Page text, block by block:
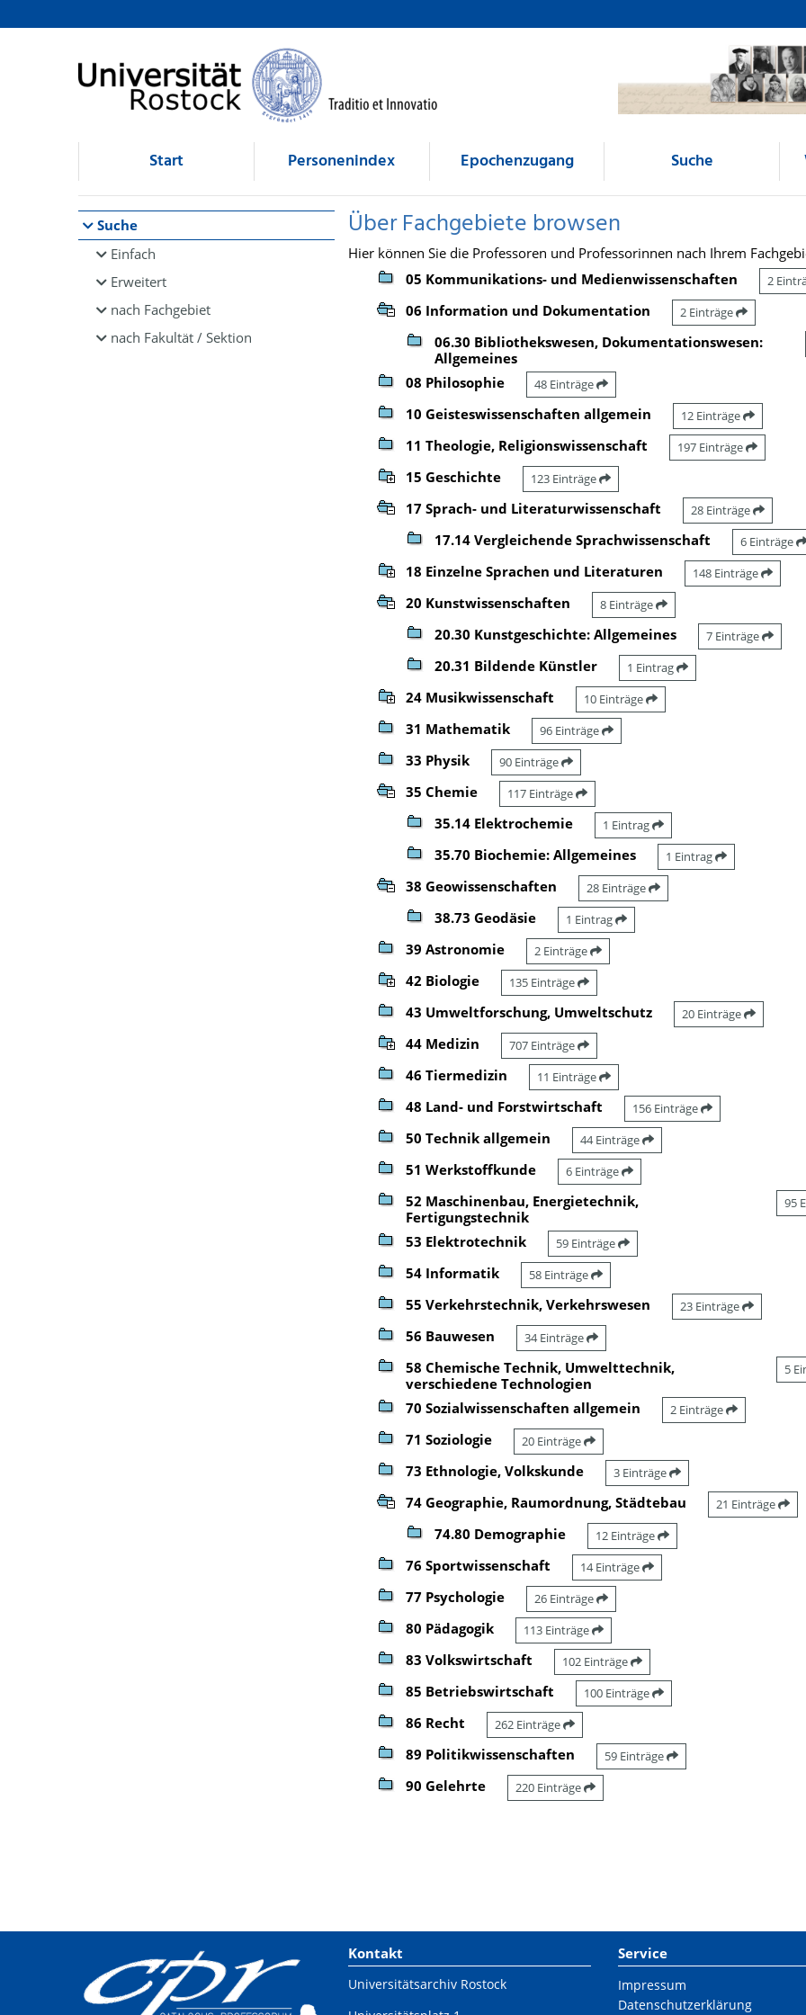
Browsen
direkt zum Inhalt
Start Personenindex Epochenzugang Suche
Suche
Einfach
Erweitert
nach Fachgebiet
nach Fakultät / Sektion
Über Fachgebiete browsen
Hier können Sie die Professoren und Professorinnen nach Ihrem
05 Kommunikations- und Medienwissenschaften
2
06 Information und Dokumentation 2 Einträge
06.30 Bibliothekswesen, Dokumentationswesen:
Allgemeines
08 Philosophie 48 Einträge
10 Geisteswissenschaften allgemein 12 Einträge
11 Theologie, Religionswissenschaft 197 Einträge
15 Geschichte 123 Einträge
17 Sprach- und Literaturwissenschaft 28 Einträge
17.14 Vergleichende Sprachwissenschaft 6 Einträge
18 Einzelne Sprachen und Literaturen 148 Einträge
20 Kunstwissenschaften 8 Einträge
20.30 Kunstgeschichte: Allgemeines 7 Einträge
20.31 Bildende Künstler 1 Eintrag
24 Musikwissenschaft 10 Einträge
31 Mathematik 96 Einträge
33 Physik 90 Einträge
35 Chemie 117 Einträge
35.14 Elektrochemie 1 Eintrag
35.70 Biochemie: Allgemeines 1 Eintrag
38 Geowissenschaften 28 Einträge
38.73 Geodäsie 1 Eintrag
39 Astronomie 2 Einträge
42 Biologie 135 Einträge
43 Umweltforschung, Umweltschutz 20 Einträge
44 Medizin 707 Einträge
46 Tiermedizin 11 Einträge
48 Land- und Forstwirtschaft 156 Einträge
50 Technik allgemein 44 Einträge
51 Werkstoffkunde 6 Einträge
52 Maschinenbau, Energietechnik,
Fertigungstechnik
95
53 Elektrotechnik 59 Einträge
54 Informatik 58 Einträge
55 Verkehrstechnik, Verkehrswesen 23 Einträge
56 Bauwesen 34 Einträge
58 Chemische Technik, Umwelttechnik,
verschiedene Technologien
5
70 Sozialwissenschaften allgemein 2 Einträge
71 Soziologie 20 Einträge
73 Ethnologie, Volkskunde 3 Einträge
74 Geographie, Raumordnung, Städtebau 21 Einträge
74.80 Demographie 12 Einträge
76 Sportwissenschaft 14 Einträge
77 Psychologie 26 Einträge
80 Pädagogik 113 Einträge
83 Volkswirtschaft 102 Einträge
85 Betriebswirtschaft 100 Einträge
86 Recht 262 Einträge
89 Politikwissenschaften 59 Einträge
90 Gelehrte 220 Einträge
Kontakt
Universitätsarchiv Rostock
Service
Impressum
Datenschutzerklärung